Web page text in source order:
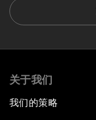
关于我们
我们的策略